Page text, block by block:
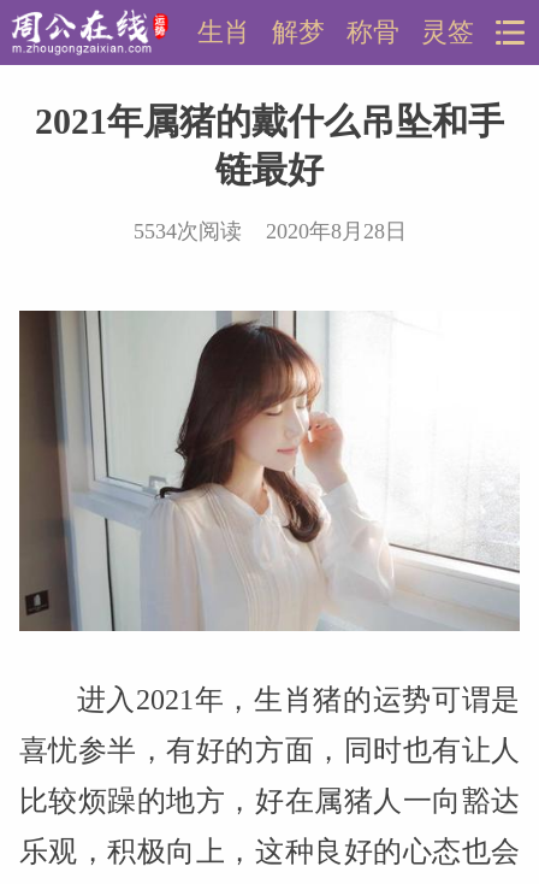
灵签
称骨
解梦
生肖
2021年属猪的戴什么吊坠和手
链最好
5534次阅读 2020年8月28日
进入2021年，生肖猪的运势可谓是
喜忧参半，有好的方面，同时也有让人
比较烦躁的地方，好在属猪人一向豁达
乐观，积极向上，这种良好的心态也会